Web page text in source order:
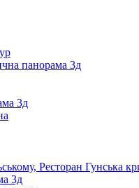
панорама 3д
3д
Ресторан Гунська
3д